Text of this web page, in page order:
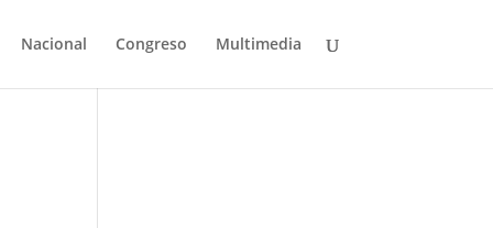
Nacional Congreso Multimedia